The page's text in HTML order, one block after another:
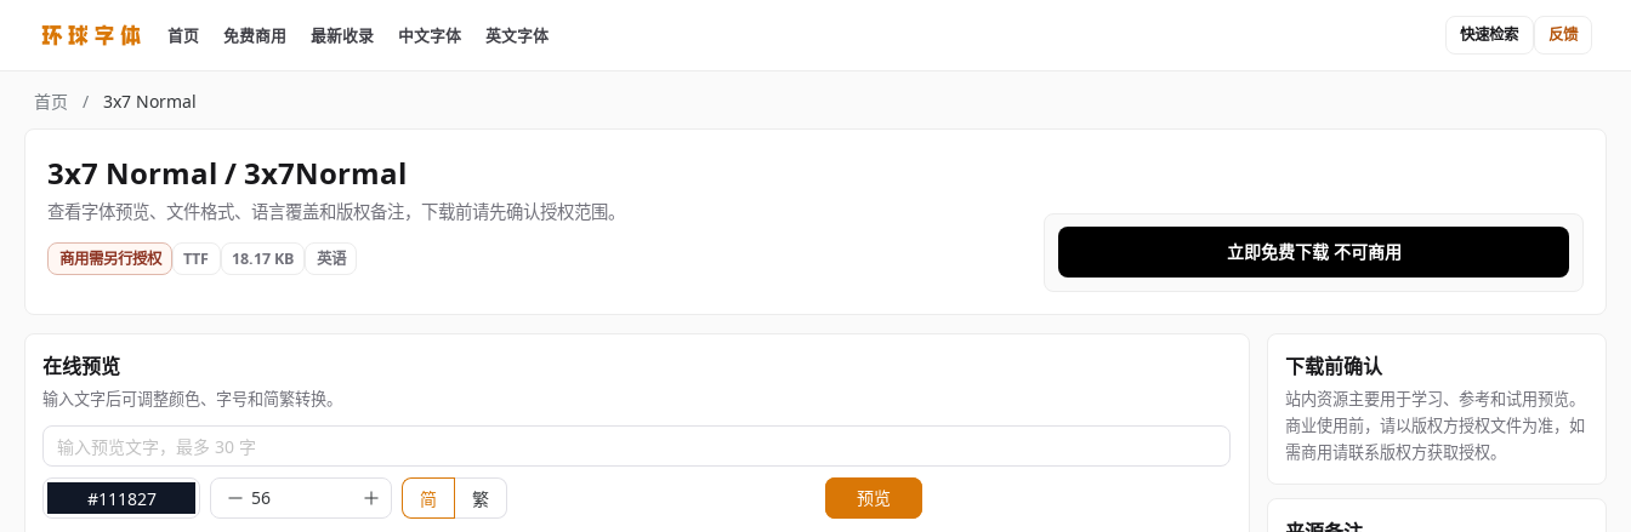
首页 免费商用 最新收录 中文字体 英文字体 快速检索 反馈
首页 / 3x7 Normal
3x7 Normal / 3x7Normal
查看字体预览、文件格式、语言覆盖和版权备注，下载前请先确认授权范围。
商用需另行授权 TTF 18.17 KB 英语 立即免费下载 不可商用
在线预览
输入文字后可调整颜色、字号和简繁转换。
输入预览文字，最多 30 字
#111827 简 繁 预览
下载前确认
站内资源主要用于学习、参考和试用预览。
商业使用前，请以版权方授权文件为准，如
需商用请联系版权方获取授权。